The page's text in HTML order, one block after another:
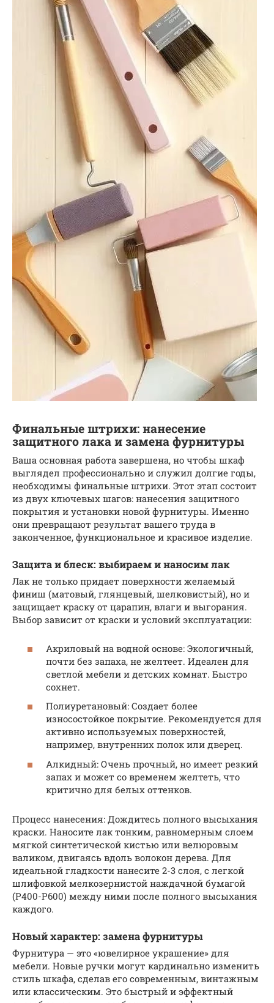
Финальные штрихи: нанесение
защитного лака и замена фурнитуры
Ваша основная работа завершена, но чтобы шкаф
выглядел профессионально и служил долгие годы,
необходимы финальные штрихи. Этот этап состоит
из двух ключевых шагов: нанесения защитного
покрытия и установки новой фурнитуры. Именно
они превращают результат вашего труда в
законченное, функциональное и красивое изделие.
Защита и блеск: выбираем и наносим лак
Лак не только придает поверхности желаемый
финиш (матовый, глянцевый, шелковистый), но и
защищает краску от царапин, влаги и выгорания.
Выбор зависит от краски и условий эксплуатации:
Акриловый на водной основе: Экологичный,
почти без запаха, не желтеет. Идеален для
светлой мебели и детских комнат. Быстро
сохнет.
Полиуретановый: Создает более
износостойкое покрытие. Рекомендуется для
активно используемых поверхностей,
например, внутренних полок или дверец.
Алкидный: Очень прочный, но имеет резкий
запах и может со временем желтеть, что
критично для белых оттенков.
Процесс нанесения: Дождитесь полного высыхания
краски. Наносите лак тонким, равномерным слоем
мягкой синтетической кистью или велюровым
валиком, двигаясь вдоль волокон дерева. Для
идеальной гладкости нанесите 2-3 слоя, с легкой
шлифовкой мелкозернистой наждачной бумагой
(P400-P600) между ними после полного высыхания
каждого.
Новый характер: замена фурнитуры
Фурнитура — это «ювелирное украшение» для
мебели. Новые ручки могут кардинально изменить
стиль шкафа, сделав его современным, винтажным
или классическим. Это быстрый и эффектный